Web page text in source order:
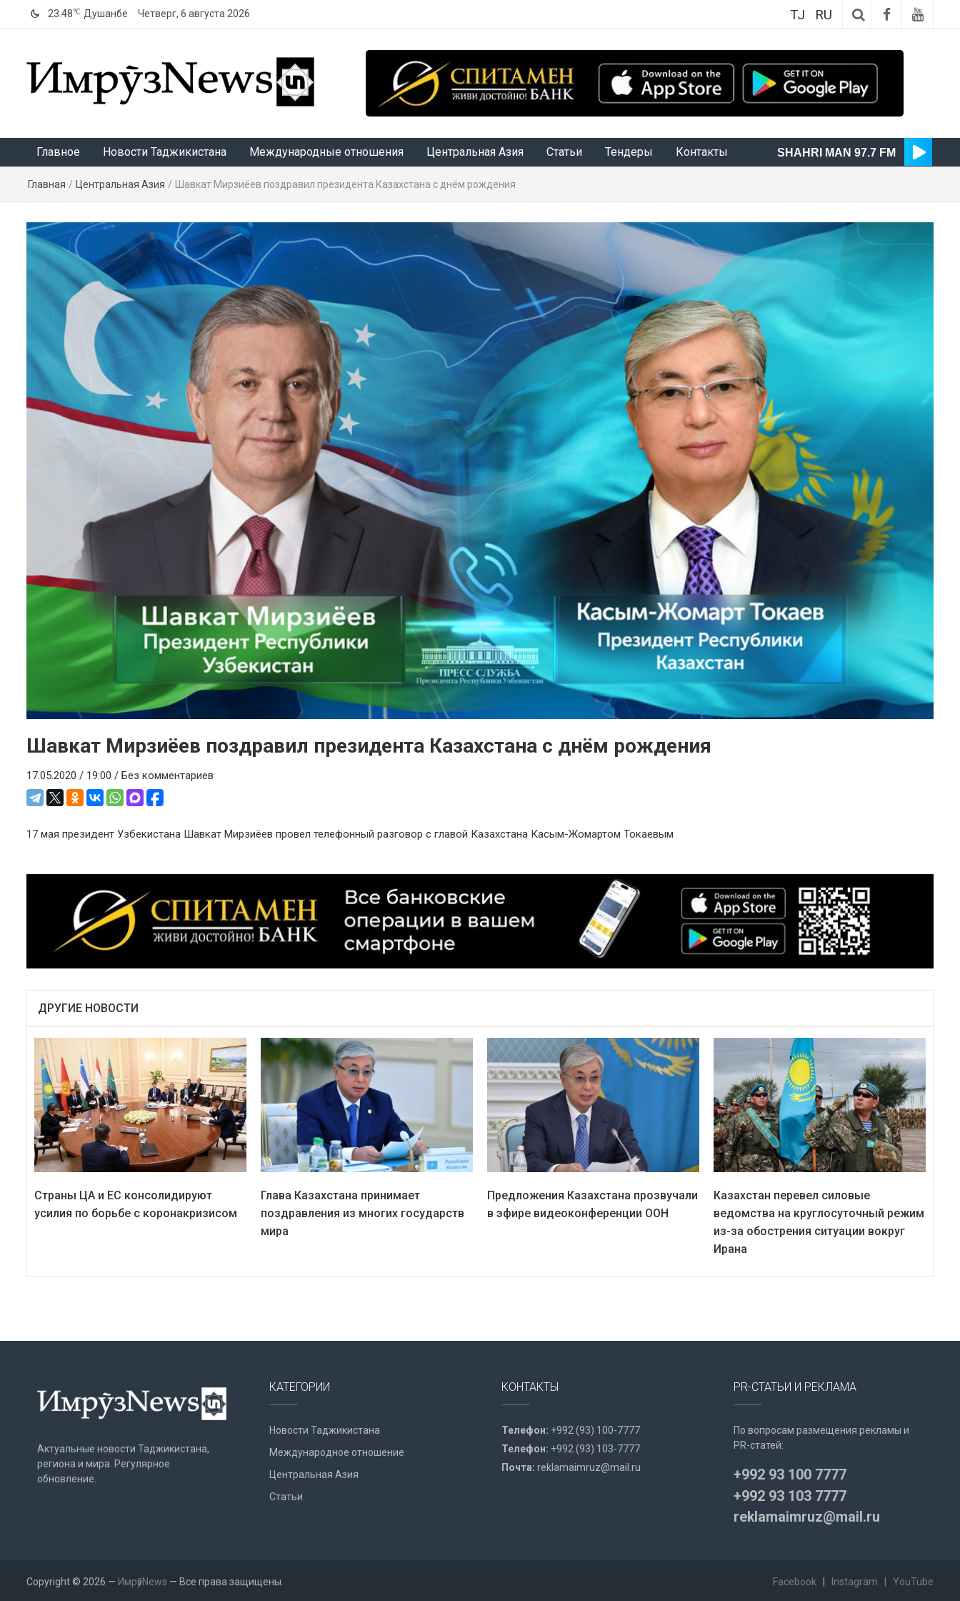
23.48℃ Душанбе Четверг, 6 августа 2026 TJ RU
Главное Новости Таджикистана Международные отношения Центральная Азия Статьи Тендеры Контакты SHAHRI MAN 97.7 FM
Главная / Центральная Азия / Шавкат Мирзиёев поздравил президента Казахстана с днём рождения
Шавкат Мирзиёев поздравил президента Казахстана с днём рождения
17.05.2020 / 19:00 / Без комментариев
17 мая президент Узбекистана Шавкат Мирзиёев провел телефонный разговор с главой Казахстана Касым-Жомартом Токаевым
ДРУГИЕ НОВОСТИ
Страны ЦА и ЕС консолидируют
усилия по борьбе с коронакризисом
Глава Казахстана принимает
поздравления из многих государств
мира
Предложения Казахстана прозвучали
в эфире видеоконференции ООН
Казахстан перевел силовые
ведомства на круглосуточный режим
из-за обострения ситуации вокруг
Ирана
Актуальные новости Таджикистана,
региона и мира. Регулярное
обновление.
КАТЕГОРИИ
Новости Таджикистана
Международное отношение
Центральная Азия
Статьи
КОНТАКТЫ
Телефон: +992 (93) 100-7777
Телефон: +992 (93) 103-7777
Почта: reklamaimruz@mail.ru
PR-СТАТЬИ И РЕКЛАМА
По вопросам размещения рекламы и
PR-статей:
+992 93 100 7777
+992 93 103 7777
reklamaimruz@mail.ru
Copyright © 2026 — ИмрӯзNews — Все права защищены. Facebook Instagram YouTube